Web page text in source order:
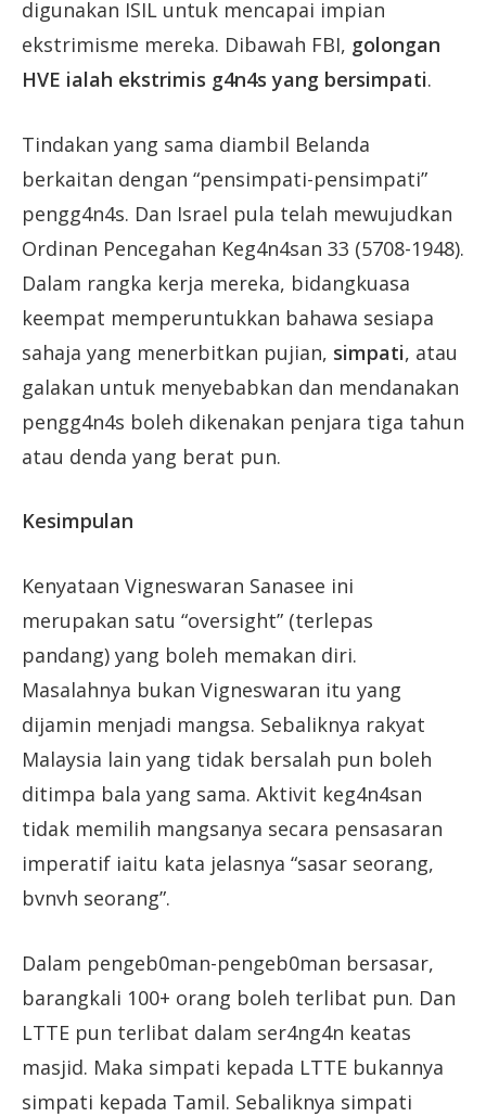
digunakan ISIL untuk mencapai impian
ekstrimisme mereka. Dibawah FBI, golongan
HVE ialah ekstrimis g4n4s yang bersimpati.
Tindakan yang sama diambil Belanda
berkaitan dengan “pensimpati-pensimpati”
pengg4n4s. Dan Israel pula telah mewujudkan
Ordinan Pencegahan Keg4n4san 33 (5708-1948).
Dalam rangka kerja mereka, bidangkuasa
keempat memperuntukkan bahawa sesiapa
sahaja yang menerbitkan pujian, simpati, atau
galakan untuk menyebabkan dan mendanakan
pengg4n4s boleh dikenakan penjara tiga tahun
atau denda yang berat pun.
Kesimpulan
Kenyataan Vigneswaran Sanasee ini
merupakan satu “oversight” (terlepas
pandang) yang boleh memakan diri.
Masalahnya bukan Vigneswaran itu yang
dijamin menjadi mangsa. Sebaliknya rakyat
Malaysia lain yang tidak bersalah pun boleh
ditimpa bala yang sama. Aktivit keg4n4san
tidak memilih mangsanya secara pensasaran
imperatif iaitu kata jelasnya “sasar seorang,
bvnvh seorang”.
Dalam pengeb0man-pengeb0man bersasar,
barangkali 100+ orang boleh terlibat pun. Dan
LTTE pun terlibat dalam ser4ng4n keatas
masjid. Maka simpati kepada LTTE bukannya
simpati kepada Tamil. Sebaliknya simpati